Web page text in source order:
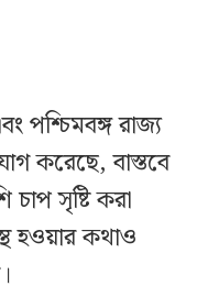
পশ্চিমবঙ্গ রাজ্য
করেছে, বাস্তবে
সৃষ্টি করা
হওয়ার কথাও